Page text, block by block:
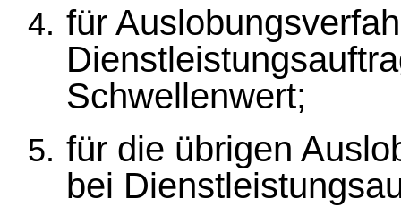
für
Schwellenwert;
für die übrigen
bei